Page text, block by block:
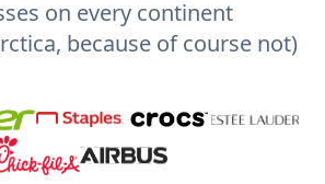
on every continent
because of course not)